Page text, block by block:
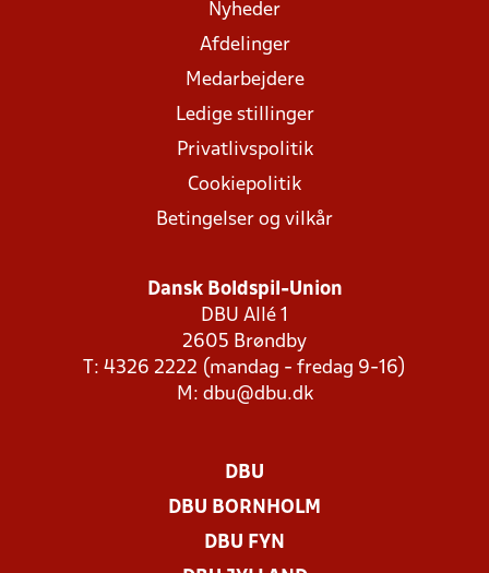
Nyheder
Afdelinger
Medarbejdere
Ledige stillinger
Privatlivspolitik
Cookiepolitik
Betingelser og vilkår
Dansk Boldspil-Union
DBU Allé 1
2605 Brøndby
T: 4326 2222 (mandag - fredag 9-16)
M: dbu@dbu.dk
DBU
DBU BORNHOLM
DBU FYN